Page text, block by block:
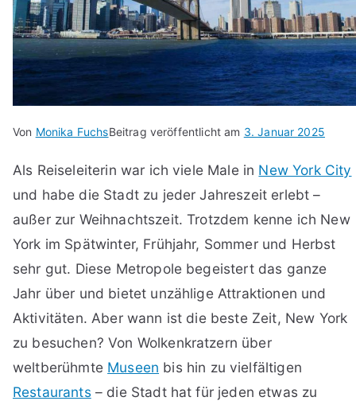
Von Monika FuchsBeitrag veröffentlicht am 3. Januar 2025
Als Reiseleiterin war ich viele Male in New York City
und habe die Stadt zu jeder Jahreszeit erlebt –
außer zur Weihnachtszeit. Trotzdem kenne ich New
York im Spätwinter, Frühjahr, Sommer und Herbst
sehr gut. Diese Metropole begeistert das ganze
Jahr über und bietet unzählige Attraktionen und
Aktivitäten. Aber wann ist die beste Zeit, New York
zu besuchen? Von Wolkenkratzern über
weltberühmte Museen bis hin zu vielfältigen
Restaurants– die Stadt hat für jeden etwas zu